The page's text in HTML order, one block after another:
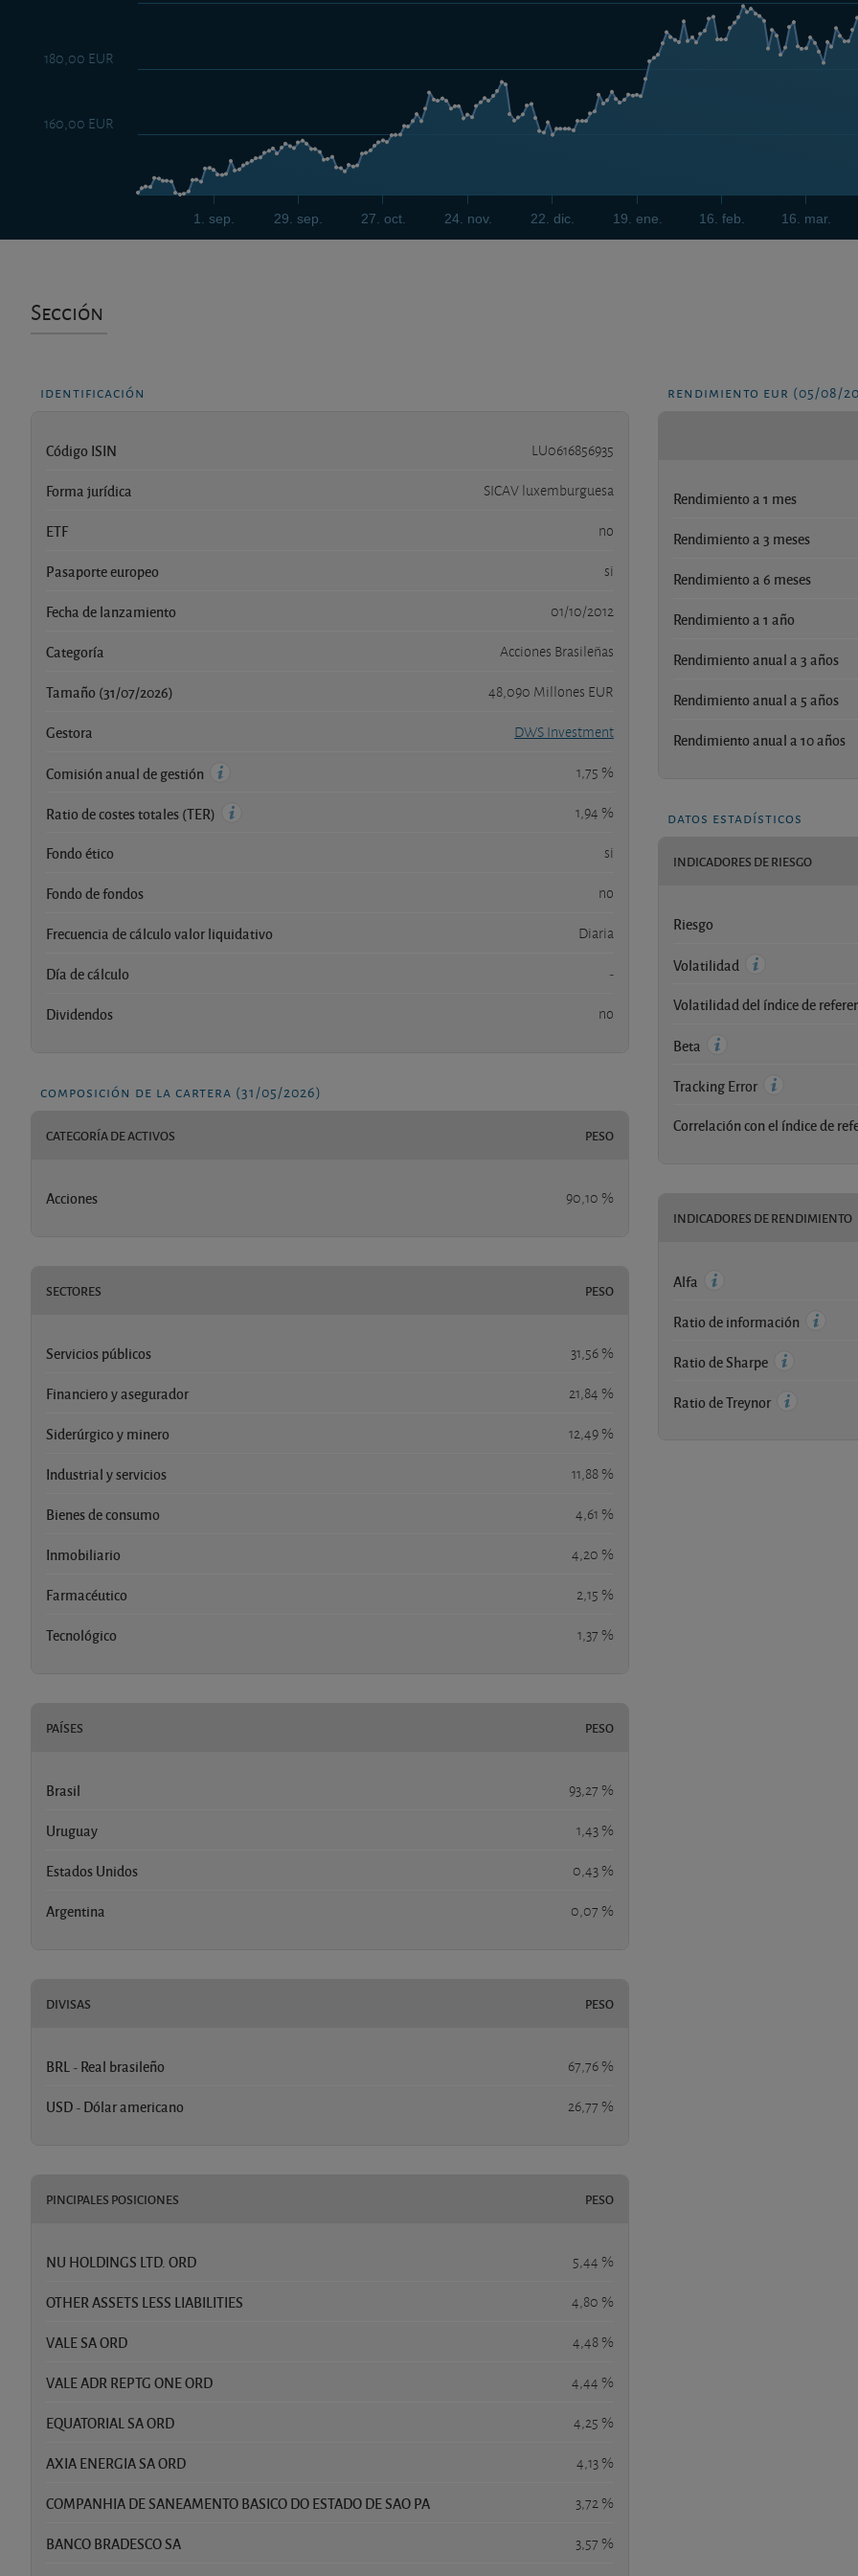
1. sep. 29. sep. 27. oct. 24. nov. 22. dic. 19. ene. 16. feb. 16. mar.
160,00 EUR
180,00 EUR
Sección
identificación
Código ISIN LU0616856935
Forma jurídica SICAV luxemburguesa
ETF no
Pasaporte europeo si
Fecha de lanzamiento 01/10/2012
Categoría Acciones Brasileñas
Tamaño (31/07/2026) 48,090 Millones EUR
Gestora DWS Investment
Comisión anual de gestión 1,75 %
Ratio de costes totales (TER) 1,94 %
Fondo ético si
Fondo de fondos no
Frecuencia de cálculo valor liquidativo Diaria
Día de cálculo -
Dividendos no
composición de la cartera (31/05/2026)
CATEGORÍA DE ACTIVOS PESO
Acciones 90,10 %
SECTORES PESO
Servicios públicos 31,56 %
Financiero y asegurador 21,84 %
Siderúrgico y minero 12,49 %
Industrial y servicios 11,88 %
Bienes de consumo 4,61 %
Inmobiliario 4,20 %
Farmacéutico 2,15 %
Tecnológico 1,37 %
PAÍSES PESO
Brasil 93,27 %
Uruguay 1,43 %
Estados Unidos 0,43 %
Argentina 0,07 %
DIVISAS PESO
BRL - Real brasileño 67,76 %
USD - Dólar americano 26,77 %
PINCIPALES POSICIONES PESO
NU HOLDINGS LTD. ORD 5,44 %
OTHER ASSETS LESS LIABILITIES 4,80 %
VALE SA ORD 4,48 %
VALE ADR REPTG ONE ORD 4,44 %
EQUATORIAL SA ORD 4,25 %
AXIA ENERGIA SA ORD 4,13 %
COMPANHIA DE SANEAMENTO BASICO DO ESTADO DE SAO PA 3,72 %
BANCO BRADESCO SA 3,57 %
rendimiento eur (05/08/
Rendimiento a 1 mes
Rendimiento a 3 meses
Rendimiento a 6 meses
Rendimiento a 1 año
Rendimiento anual a 3 años
Rendimiento anual a 5 años
Rendimiento anual a 10 años
datos estadísticos
INDICADORES DE RIESGO
Riesgo
Volatilidad
Volatilidad del índice de
Beta
Tracking Error
Correlación con el índice de
INDICADORES DE RENDIMIENTO
Alfa
Ratio de información
Ratio de Sharpe
Ratio de Treynor